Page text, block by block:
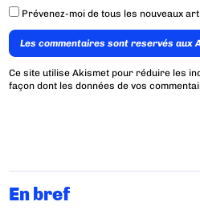
Prévenez-moi de tous les nouveaux
Les commentaires sont reservés aux
Ce site utilise Akismet pour réduire les
façon dont les données de vos
En bref